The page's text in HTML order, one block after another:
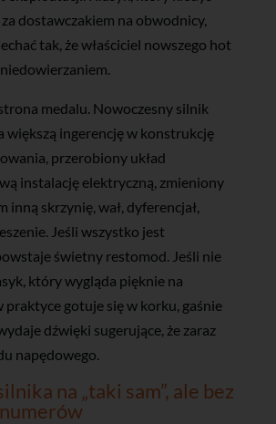
dostawczakiem na obwodnicy,
tak, że właściciel nowszego hot
medalu. Nowoczesny silnik
większą ingerencję w konstrukcję
przerobiony układ
instalację elektryczną, zmieniony
inną skrzynię, wał, dyferencjał,
Jeśli wszystko jest
świetny restomod. Jeśli nie
który wygląda pięknie na
praktyce gotuje się w korku, gaśnie
dźwięki sugerujące, że zaraz
napędowego.
na „taki sam”, ale bez